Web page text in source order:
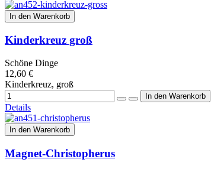
In den Warenkorb
Kinderkreuz groß
Schöne Dinge
12,60 €
Kinderkreuz, groß
Details
In den Warenkorb
Magnet-Christopherus